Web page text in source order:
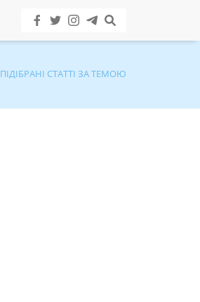
ПІДІБРАНІ СТАТТІ ЗА ТЕМОЮ